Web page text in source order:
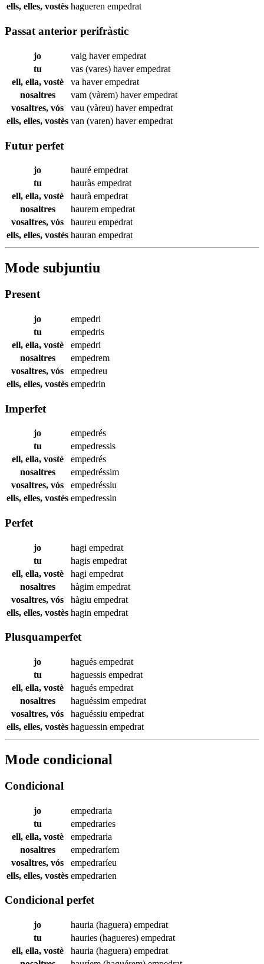
ells, elles, vostès hagueren empedrat
Passat anterior perifràstic
jo vaig haverempedrat
tu
vas (vares) haverempedrat
ell, ella, vostè
va haverempedrat
nosaltres
vam (vàrem) haverempedrat
vosaltres, vós
vau (vàreu) haverempedrat
ells, elles, vostès van (varen) haverempedrat
Futur perfet
jo hauré empedrat
tu
hauràs empedrat
ell, ella, vostè
haurà empedrat
nosaltres
haurem empedrat
vosaltres, vós
haureu empedrat
ells, elles, vostès hauran empedrat
Mode subjuntiu
Present
jo
empedri
tu
empedris
ell, ella, vostè
empedri
nosaltres
empedrem
vosaltres, vós
empedreu
ells, elles, vostès empedrin
Imperfet
jo
empedrés
tu
empedressis
ell, ella, vostè
empedrés
nosaltres
empedréssim
vosaltres, vós
empedréssiu
ells, elles, vostès empedressin
Perfet
jo hagi empedrat
tu
hagis empedrat
ell, ella, vostè
hagi empedrat
nosaltres
hàgim empedrat
vosaltres, vós
hàgiu empedrat
ells, elles, vostès hagin empedrat
Plusquamperfet
jo hagués empedrat
tu
haguessis empedrat
ell, ella, vostè
hagués empedrat
nosaltres
haguéssim empedrat
vosaltres, vós
haguéssiu empedrat
ells, elles, vostès haguessin empedrat
Mode condicional
Condicional
jo
empedraria
tu
empedraries
ell, ella, vostè
empedraria
nosaltres
empedraríem
vosaltres, vós
empedraríeu
ells, elles, vostès empedrarien
Condicional perfet
jo hauria (haguera) empedrat
tu
hauries (hagueres) empedrat
ell, ella, vostè
hauria (haguera) empedrat